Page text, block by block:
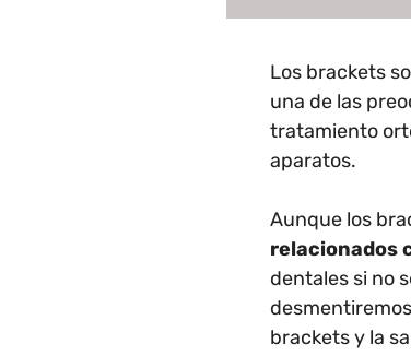
Los brackets
una de las
tratamiento
aparatos.
Aunque los
relacionados
dentales si no
brackets y la